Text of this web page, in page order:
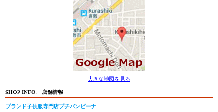
大きな地図を見る
SHOP INFO. 店舗情報
ブランド子供服専門店プチバンビーナ